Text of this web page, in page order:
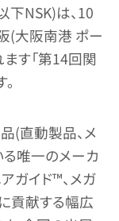
下NSK)は、10
(大阪南港 ポー
す「第14回関
(直動製品、メ
る唯一のメーカ
ガイド™、メガ
貢献する幅広